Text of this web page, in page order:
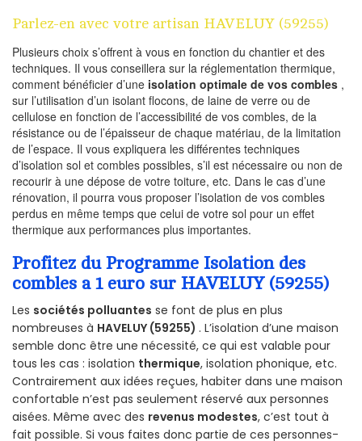
Parlez-en avec votre artisan HAVELUY (59255)
Plusieurs choix s’offrent à vous en fonction du chantier et des
techniques. Il vous conseillera sur la réglementation thermique,
comment bénéficier d’une isolation optimale de vos combles ,
sur l’utilisation d’un isolant flocons, de laine de verre ou de
cellulose en fonction de l’accessibilité de vos combles, de la
résistance ou de l’épaisseur de chaque matériau, de la limitation
de l’espace. Il vous expliquera les différentes techniques
d’isolation sol et combles possibles, s’il est nécessaire ou non de
recourir à une dépose de votre toiture, etc. Dans le cas d’une
rénovation, il pourra vous proposer l’isolation de vos combles
perdus en même temps que celui de votre sol pour un effet
thermique aux performances plus importantes.
Profitez du Programme Isolation des
combles a 1 euro sur HAVELUY (59255)
Les sociétés polluantes se font de plus en plus
nombreuses à HAVELUY (59255) . L’isolation d’une maison
semble donc être une nécessité, ce qui est valable pour
tous les cas : isolation thermique, isolation phonique, etc.
Contrairement aux idées reçues, habiter dans une maison
confortable n’est pas seulement réservé aux personnes
aisées. Même avec des revenus modestes, c’est tout à
fait possible. Si vous faites donc partie de ces personnes-